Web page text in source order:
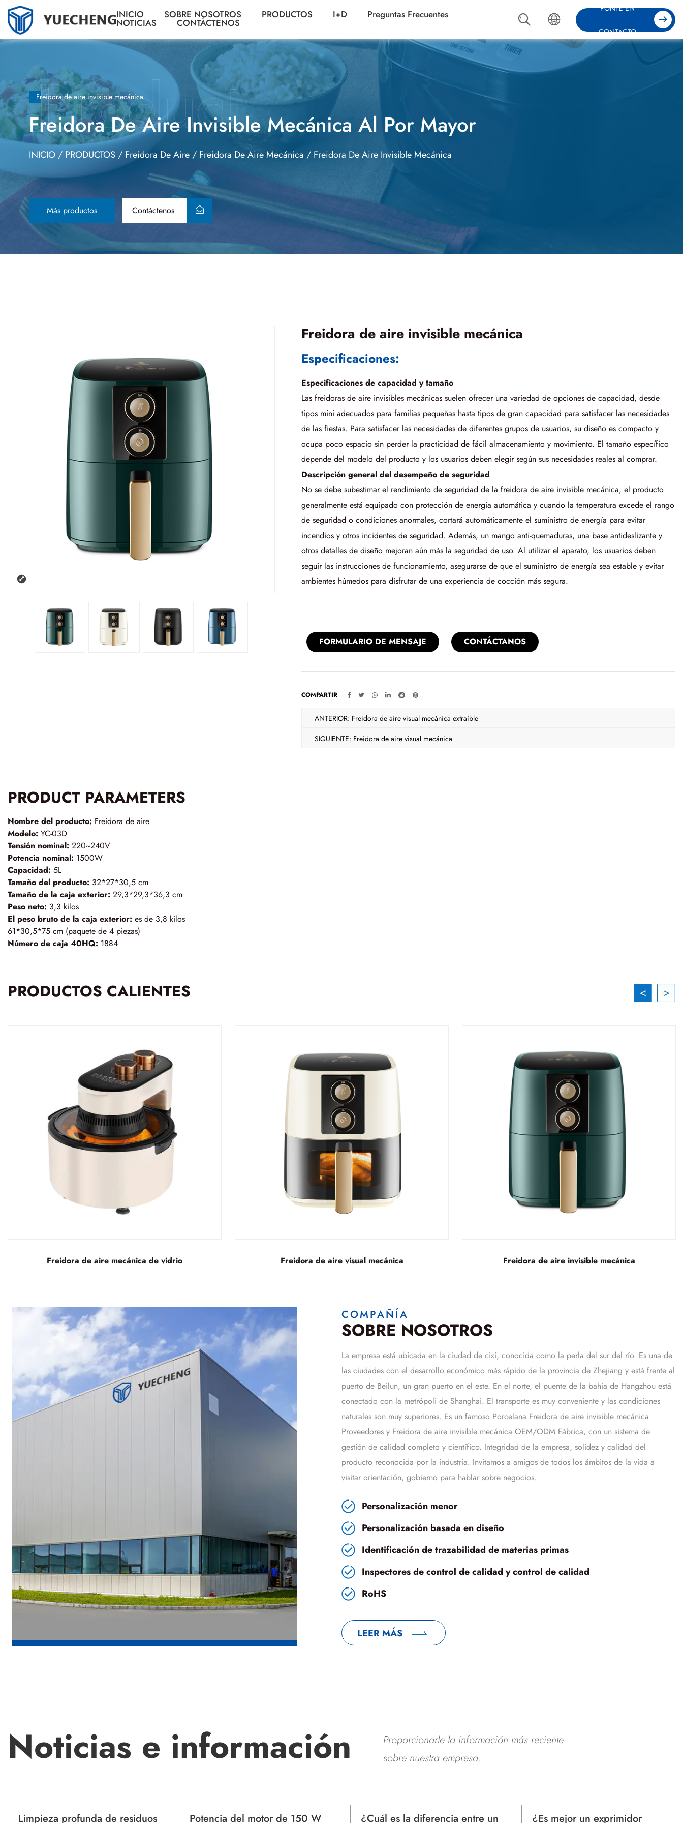
INICIO SOBRE NOSOTROS PRODUCTOS I+D Preguntas Frecuentes
NOTICIAS CONTÁCTENOS
PONTE EN
CONTACTO
Freidora de aire invisible mecánica
Freidora De Aire Invisible Mecánica Al Por Mayor
INICIO / PRODUCTOS / Freidora De Aire / Freidora De Aire Mecánica / Freidora De Aire Invisible Mecánica
Más productos Contáctenos
Freidora de aire invisible mecánica
Especificaciones:
Especificaciones de capacidad y tamaño
Las freidoras de aire invisibles mecánicas suelen ofrecer una variedad de opciones de capacidad, desde
tipos mini adecuados para familias pequeñas hasta tipos de gran capacidad para satisfacer las necesidades
de las fiestas. Para satisfacer las necesidades de diferentes grupos de usuarios, su diseño es compacto y
ocupa poco espacio sin perder la practicidad de fácil almacenamiento y movimiento. El tamaño específico
depende del modelo del producto y los usuarios deben elegir según sus necesidades reales al comprar.
Descripción general del desempeño de seguridad
No se debe subestimar el rendimiento de seguridad de la freidora de aire invisible mecánica, el producto
generalmente está equipado con protección de energía automática y cuando la temperatura excede el rango
de seguridad o condiciones anormales, cortará automáticamente el suministro de energía para evitar
incendios y otros incidentes de seguridad. Además, un mango anti-quemaduras, una base antideslizante y
otros detalles de diseño mejoran aún más la seguridad de uso. Al utilizar el aparato, los usuarios deben
seguir las instrucciones de funcionamiento, asegurarse de que el suministro de energía sea estable y evitar
ambientes húmedos para disfrutar de una experiencia de cocción más segura.
FORMULARIO DE MENSAJE CONTÁCTANOS
COMPARTIR
ANTERIOR: Freidora de aire visual mecánica extraíble
SIGUIENTE: Freidora de aire visual mecánica
PRODUCT PARAMETERS
Nombre del producto: Freidora de aire
Modelo: YC-03D
Tensión nominal: 220~240V
Potencia nominal: 1500W
Capacidad: 5L
Tamaño del producto: 32*27*30,5 cm
Tamaño de la caja exterior: 29,3*29,3*36,3 cm
Peso neto: 3,3 kilos
El peso bruto de la caja exterior: es de 3,8 kilos
61*30,5*75 cm (paquete de 4 piezas)
Número de caja 40HQ: 1884
PRODUCTOS CALIENTES
Freidora de aire visual mecánica Freidora de aire invisible mecánica Freidora de aire visual mecánica extraíble
COMPAÑÍA
SOBRE NOSOTROS
La empresa está ubicada en la ciudad de cixi, conocida como la perla del sur del río. Es una de
las ciudades con el desarrollo económico más rápido de la provincia de Zhejiang y está frente al
puerto de Beilun, un gran puerto en el este. En el norte, el puente de la bahía de Hangzhou está
conectado con la metrópoli de Shanghai. El transporte es muy conveniente y las condiciones
naturales son muy superiores. Es un famoso Porcelana Freidora de aire invisible mecánica
Proveedores y Freidora de aire invisible mecánica OEM/ODM Fábrica, con un sistema de
gestión de calidad completo y científico. Integridad de la empresa, solidez y calidad del
producto reconocida por la industria. Invitamos a amigos de todos los ámbitos de la vida a
visitar orientación, gobierno para hablar sobre negocios.
Personalización menor
Personalización basada en diseño
Identificación de trazabilidad de materias primas
Inspectores de control de calidad y control de calidad
RoHS
LEER MÁS
Noticias e información
Proporcionarle la información más reciente
sobre nuestra empresa.
Potencia del motor de 150 W ¿Cuál es la diferencia entre un ¿Es mejor un exprimidor ¿Un pequeño conducto de